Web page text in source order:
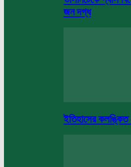
জন দগ্ধ
ইতিহাসের কলঙ্কিত